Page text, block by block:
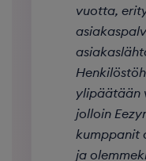
vuotta,
ylipäätään
jolloin
kumppanit
ja